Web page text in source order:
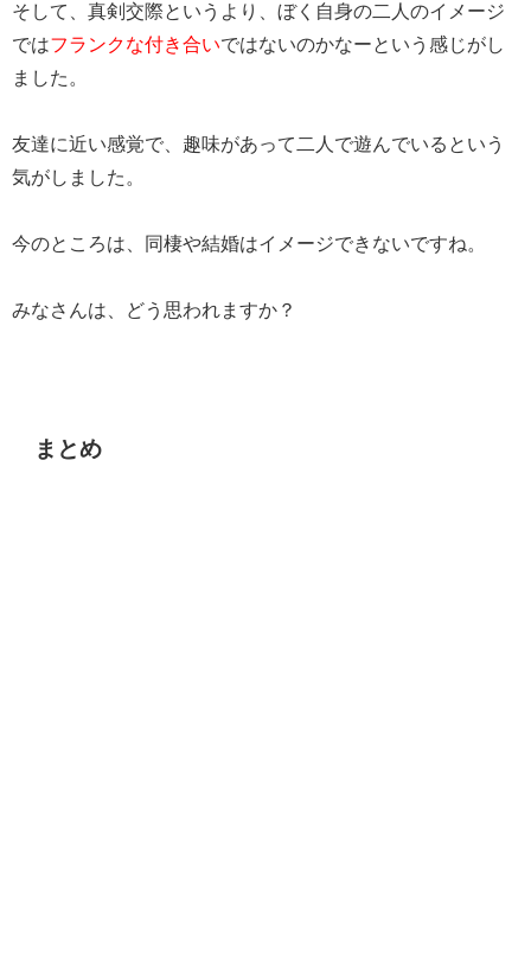
そして、真剣交際というより、ぼく自身の二人のイメージ
ではフランクな付き合いではないのかなーという感じがし
ました。
友達に近い感覚で、趣味があって二人で遊んでいるという
気がしました。
今のところは、同棲や結婚はイメージできないですね。
みなさんは、どう思われますか？
まとめ